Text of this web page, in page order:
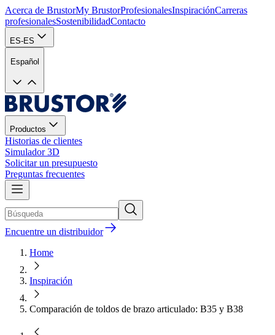
Acerca de BrustorMy BrustorProfesionalesInspiraciónCarreras
profesionalesSostenibilidadContacto
ES-ES
Español
Productos
Historias de clientes
Simulador 3D
Solicitar un presupuesto
Preguntas frecuentes
Encuentre un distribuidor
Home
Inspiración
Comparación de toldos de brazo articulado: B35 y B38